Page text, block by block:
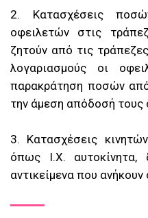
2. Κατασχέσεις
οφειλετών στις
ζητούν από τις
λογαριασμούς οι
παρακράτηση ποσών
την άμεση απόδοσή τους
3. Κατασχέσεις
όπως Ι.Χ. αυτοκίνητα,
αντικείμενα που